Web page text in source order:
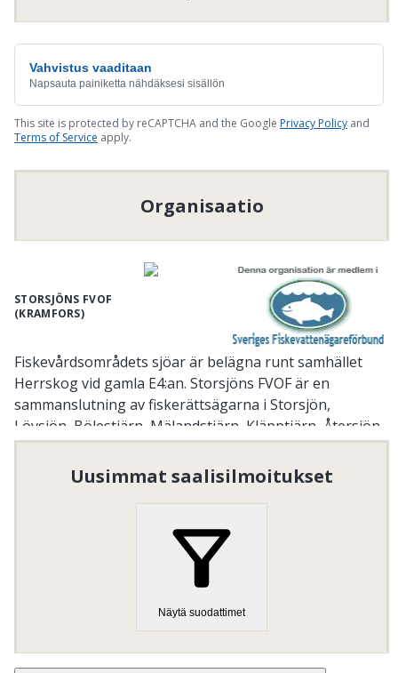
Vahvistus vaaditaan
Napsauta painiketta nähdäksesi sisällön
This site is protected by reCAPTCHA and the Google Privacy Policy and
Terms of Service apply.
Organisaatio
STORSJÖNS FVOF
(KRAMFORS)
Fiskevårdsområdets sjöar är belägna runt samhället
Herrskog vid gamla E4:an. Storsjöns FVOF är en
sammanslutning av fiskerättsägarna i Storsjön,
Lövsjön, Bölestjärn, Mälandstjärn, Kläpptjärn, Återsjön
1991 i sammanband med ombyggnationerna av E4.
Den ska också främja och bevaka att det naturliga
fiskebeståndet bibehålls. Föreningen har uppfört ett
Organisaation numero:802601-2487
Vieraile kotisivulla
Uusimmat saalisilmoitukset
Näytä suodattimet